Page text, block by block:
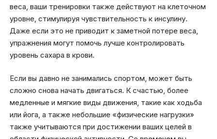
веса, ваши тренировки также действуют на клеточном
уровне, стимулируя чувствительность к инсулину.
Даже если это не приводит к заметной потере веса,
упражнения могут помочь лучше контролировать
уровень сахара в крови.
Если вы давно не занимались спортом, может быть
сложно снова начать двигаться. К счастью, более
медленные и мягкие виды движения, такие как ходьба
или йога, а также небольшие «физические нагрузки»
также учитываются при достижении ваших целей в